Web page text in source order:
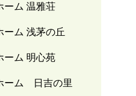
ーム 温雅荘
ーム 浅茅の丘
ーム 明心苑
ーム 日吉の里